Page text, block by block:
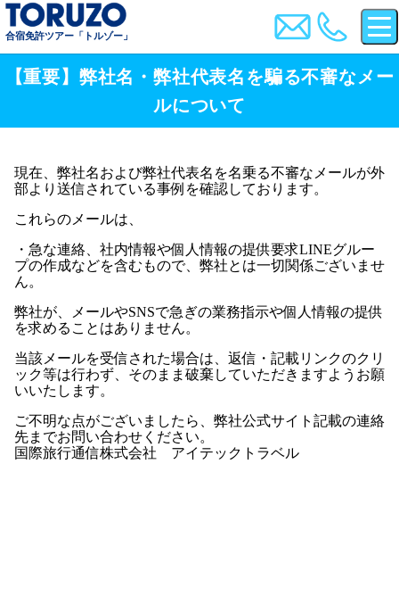
合宿免許ツアー「トルゾー」
【重要】弊社名・弊社代表名を騙る不審なメー
ルについて
現在、弊社名および弊社代表名を名乗る不審なメールが外
部より送信されている事例を確認しております。
これらのメールは、
・急な連絡、社内情報や個人情報の提供要求LINEグルー
プの作成などを含むもので、弊社とは一切関係ございませ
ん。
弊社が、メールやSNSで急ぎの業務指示や個人情報の提供
を求めることはありません。
当該メールを受信された場合は、返信・記載リンクのクリ
ック等は行わず、そのまま破棄していただきますようお願
いいたします。
ご不明な点がございましたら、弊社公式サイト記載の連絡
先までお問い合わせください。
国際旅行通信株式会社 アイテックトラベル